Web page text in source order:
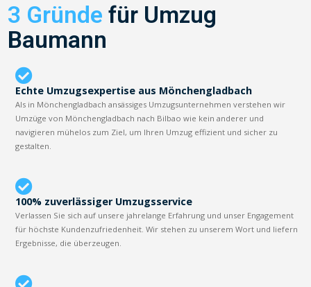
3 Gründe für Umzug
Baumann
Echte Umzugsexpertise aus Mönchengladbach
Als in Mönchengladbach ansässiges Umzugsunternehmen verstehen wir
Umzüge von Mönchengladbach nach Bilbao wie kein anderer und
navigieren mühelos zum Ziel, um Ihren Umzug effizient und sicher zu
gestalten.
100% zuverlässiger Umzugsservice
Verlassen Sie sich auf unsere jahrelange Erfahrung und unser Engagement
für höchste Kundenzufriedenheit. Wir stehen zu unserem Wort und liefern
Ergebnisse, die überzeugen.